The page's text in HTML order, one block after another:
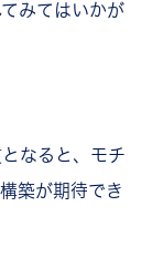
みてはいかが
なると、モチ
築が期待でき